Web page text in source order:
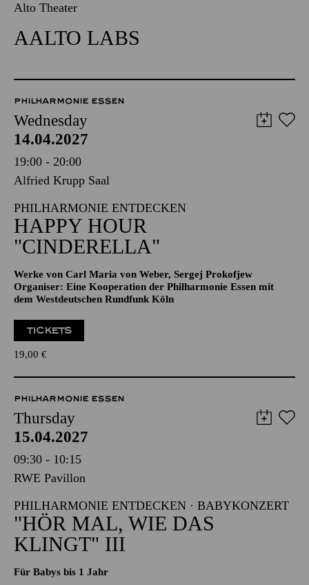
Alto Theater
AALTO LABS
PHILHARMONIE ESSEN
Wednesday
14.04.2027
19:00 - 20:00
Alfried Krupp Saal
PHILHARMONIE ENTDECKEN
HAPPY HOUR
"CINDERELLA"
Werke von Carl Maria von Weber, Sergej Prokofjew
Organiser: Eine Kooperation der Philharmonie Essen mit
dem Westdeutschen Rundfunk Köln
TICKETS
19,00 €
PHILHARMONIE ESSEN
Thursday
15.04.2027
09:30 - 10:15
RWE Pavillon
PHILHARMONIE ENTDECKEN · BABYKONZERT
"HÖR MAL, WIE DAS
KLINGT" III
Für Babys bis 1 Jahr